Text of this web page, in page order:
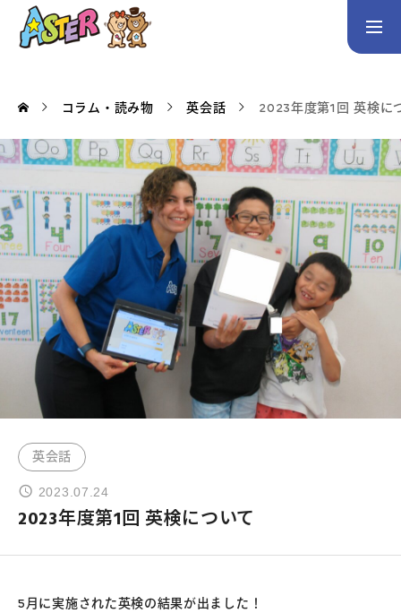
トップページ
英会話／プログラミング／3Dデザイン／学童保育
英会話（未就学児） 英会話（小学生） 英会話（中学生）
生徒・保護者の声
スタッフ紹介
アクセス
よくあるご質問
お問い合わせ
団体向け出張英会話
コラム・読み物 英会話 2023年度第1回 英検に
英会話
2023.07.24
2023年度第1回 英検について
5月に実施された英検の結果が出ました！